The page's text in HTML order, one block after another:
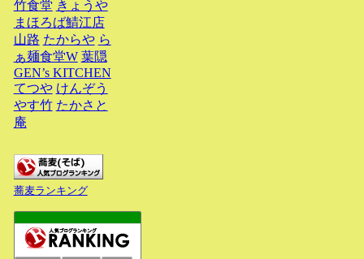
竹食堂 きょうや
まほろば鯖江店
山路 たからや ら
ぁ麺食堂W 葉隠
GEN’s KITCHEN
てつや けんぞう
やす竹 たかさと
庵
蕎麦ランキング